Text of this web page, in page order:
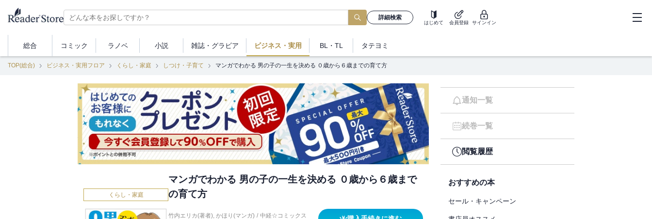
詳細検索
はじめて 会員登録 サインイン
総合 コミック ラノベ 小説 雑誌・ グラビア ビジネス ・実用 BL・TL タテヨミ
TOP(総合) ビジネス・実用フロア くらし・家庭 しつけ・子育て マンガでわかる 男の子の一生を決める ０歳から６歳までの育て方
くらし・家庭
マンガでわかる 男の子の一生を決める ０歳から６歳まで
の育て方
竹内エリカ(著者), かほり(マンガ) / 中経☆コミックス
通知一覧
続巻一覧
閲覧履歴
おすすめの本
セール・キャンペーン